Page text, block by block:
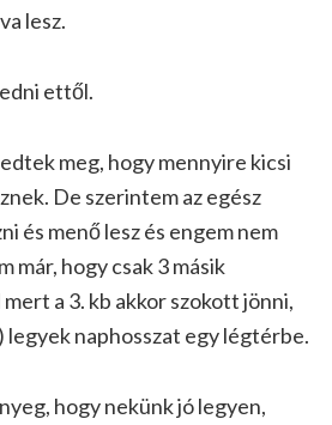
lesz.
ettől.
meg, hogy mennyire kicsi
De szerintem az egész
és menő lesz és engem nem
már, hogy csak 3 másik
a 3. kb akkor szokott jönni,
legyek naphosszat egy légtérbe.
hogy nekünk jó legyen,